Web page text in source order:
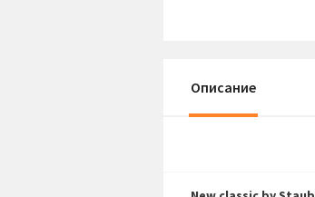
Описание